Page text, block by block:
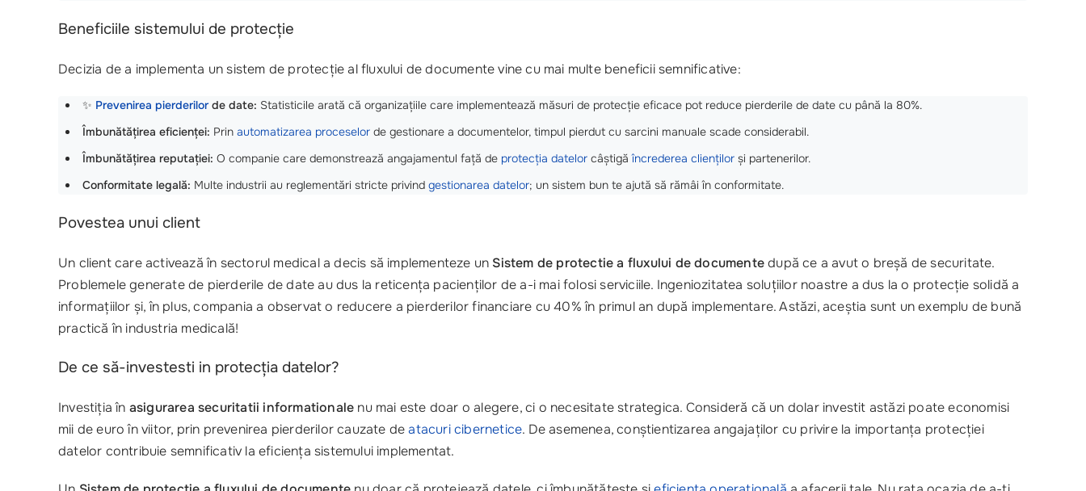
Beneficiile sistemului de protecție
Decizia de a implementa un sistem de protecție al fluxului de documente vine cu mai multe beneficii semnificative:
✨ Prevenirea pierderilorde date: Statisticile arată că organizațiile care implementează măsuri de protecție eficace pot reduce pierderile de date cu până la 80%.
Îmbunătățirea eficienței: Prin automatizarea proceselor de gestionare a documentelor, timpul pierdut cu sarcini manuale scade considerabil.
Îmbunătățirea reputației: O companie care demonstrează angajamentul față de protecția datelor câștigăîncrederea clienților și partenerilor.
Conformitate legală: Multe industrii au reglementări stricte privind gestionarea datelor; un sistem bun te ajută să rămâi în conformitate.
Povestea unui client
Un client care activează în sectorul medical a decis să implementeze un Sistem de protectie a fluxului de documentedupă ce a avut o breșă de securitate.
Problemele generate de pierderile de date au dus la reticența pacienților de a-i mai folosi serviciile. Ingeniozitatea soluțiilor noastre a dus la o protecție solidă a
informațiilor și, în plus, compania a observat o reducere a pierderilor financiare cu 40% în primul an după implementare. Astăzi, aceștia sunt un exemplu de bună
practică în industria medicală!
De ce să-investesti in protecția datelor?
Investiția în asigurarea securitatii informationale nu mai este doar o alegere, ci o necesitate strategica. Consideră că un dolar investit astăzi poate economisi
mii de euro în viitor, prin prevenirea pierderilor cauzate deatacuri cibernetice. De asemenea, conștientizarea angajaților cu privire la importanța protecției
datelor contribuie semnificativ la eficiența sistemului implementat.